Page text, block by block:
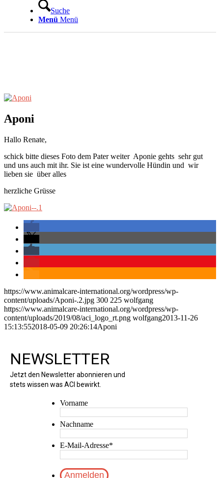
Suche
Menü Menü
Aponi
Hallo Renate,
schick bitte dieses Foto dem Pater weiter Aponie gehts sehr gut
und uns auch mit ihr. Sie ist eine wundervolle Hündin und wir
lieben sie über alles
herzliche Grüsse
https://www.animalcare-international.org/wordpress/wp-
content/uploads/Aponi-.2.jpg 300 225 wolfgang
https://www.animalcare-international.org/wordpress/wp-
content/uploads/2019/08/aci_logo_rt.png wolfgang2013-11-26
15:13:552018-05-09 20:26:14Aponi
NEWSLETTER
Jetzt den Newsletter abonnieren und
stets wissen was ACI bewirkt.
Vorname
Nachname
E-Mail-Adresse*